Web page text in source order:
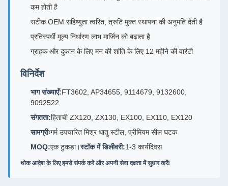
कम होती है
सटीक OEM सहिष्णुता त्वरित, त्रुटि मुक्त स्थापना की अनुमति देती है
प्रतिस्पर्धी मूल्य निर्धारण लाभ मार्जिन को बढ़ाता है
ग्राहक और दुकान के लिए मन की शांति के लिए 12 महीने की वारंटी
विनिर्देश
भाग संख्याएँ:FT3602, AP34655, 9114679, 9132600,
9092522
संगतता:हिताची ZX120, ZX130, EX100, EX110, EX120
सामग्रीःगर्म उपचारित मिश्र धातु स्टील, प्रीमियम सील घटक
MOQ:एक टुकड़ा।स्टॉक में डिलीवरी:1-3 कार्यदिवस
थोक आदेश के लिए हमसे संपर्क करें और अपनी सेवा दक्षता में सुधार करें!